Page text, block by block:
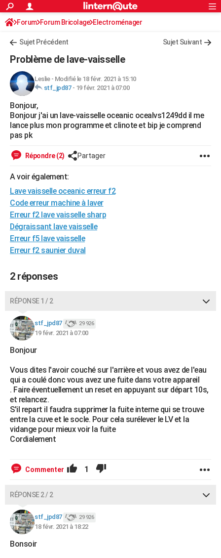
ACTUALITÉS
Politique
Société
Faits Divers
Education
Monde
Villes
+
FINANCE
Retraite
Impôts
Epargne
Immobilier
Risques naturels par ville
Banque
Assurance
Crédit
AUTO
Essais
Réserver un essai
Citadines
Berlines
SUV
Forum auto
+HIGH-TECH
Mobiles
Meilleur smartphone
Internet
Ordinateurs
Jeux vidéo
Guide high-tech
+BRICOLAGE
Forum
Aménagement intérieur
Extérieur
Cuisine
Salle de bains
Jardinage
Rangement
WEEK-END
LIFESTYLE
Art de vivre
Bien-être
Loisirs
Mode
Modes de vie
SANTE
Alimentation
Guide de la santé
Maladies
Médicaments
Sommeil
VOYAGE
Destinations
City break
Voyage nature
Voyage de noces
Forum
Climat
+PHOTO
GUIDES D'ACHAT
BONS PLANS
Dictionnaire
Biographies
Citations
Expressions
Proverbes
PROGRAMME TV
COPAINS D'AVANT
S'inscrire
Se connecter
Lycées
Collèges
Primaires
Universités
Entreprises
Service militaire
Avis de recherche
AVIS DE DÉCÈS
FORUM
Bricolage
Lifestyle
Culture
Sport
Auto
Television
Voyage
Cinema
S'inscrire
Connexion
Forum Forum Bricolage Electroménager
Sujet Précédent Sujet Suivant
Problème de lave-vaisselle
Leslie- Modifié le 18 févr. 2021 à 15:10
stf_jpd87- 19 févr. 2021 à 07:00
Bonjour,
Bonjour j'ai un lave-vaisselle oceanic ocealvs1249dd il me
lance plus mon programme et clinote et bip je comprend
pas pk
Répondre (2) Partager
A voir également:
Lave vaisselle oceanic erreur f2
Code erreur machine à laver
Erreur f2 lave vaisselle sharp
Dégraissant lave vaisselle
Erreur f5 lave vaisselle
Erreur f2 saunier duval
2 réponses
RÉPONSE 1 / 2
stf_jpd87 29 926
19 févr. 2021 à 07:00
Bonjour
Vous dites l'avoir couché sur l'arrière et vous avez de l'eau
qui a coulé donc vous avez une fuite dans votre appareil
. Faire éventuellement un reset en appuyant sur départ 10s,
et relancez.
S'il repart il faudra supprimer la fuite interne qui se trouve
entre la cuve et le socle. Pour cela surélever le LV et la
vidange pour mieux voir la fuite
Cordialement
Commenter 1
RÉPONSE 2 / 2
stf_jpd87 29 926
18 févr. 2021 à 18:22
Bonsoir